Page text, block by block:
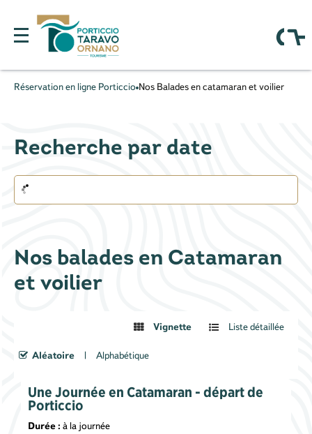
Réservation en ligne Porticcio Nos Balades en catamaran et voilier
Recherche par date
Nos balades en Catamaran
et voilier
Vignette Liste détaillée
Aléatoire Alphabétique
Une Journée en Catamaran - départ de
Porticcio
Durée : à la journée